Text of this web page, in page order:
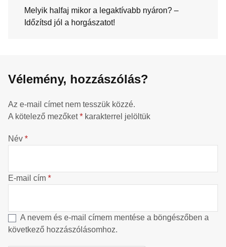
Melyik halfaj mikor a legaktívabb nyáron? –
Időzítsd jól a horgászatot!
Vélemény, hozzászólás?
Az e-mail címet nem tesszük közzé.
A kötelező mezőket* karakterrel jelöltük
Név *
E-mail cím *
A nevem és e-mail címem mentése a böngészőben a
következő hozzászólásomhoz.